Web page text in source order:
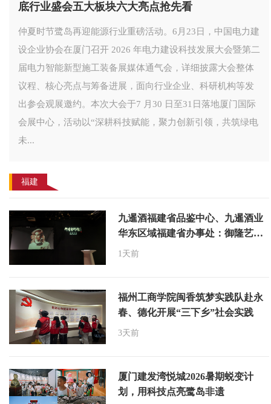
大亮点抢先看
重磅活动。6月23日，中国电力建
年电力建设科技发展大会暨第二
媒体通气会，详细披露大会整体
，面向行业企业、科研机构等发
于7 月30 日至31日落地厦门国际
技赋能，聚力创新引领，共筑绿电
性成长
7月19日，第74届世界小
为2026洄岸季·玩水精酿
选美舞台搬至海边，以一
对话，呈现了传统与当代
安女精神的土地，恰好呼
不止于亮眼外在，更藏于
福建
九暹酒福建省品鉴中心、九暹酒业
华东区域福建省办事处：御隆艺术
1天前
福州工商学院闽香筑梦实践队赴永
春、德化开展“三下乡”社会实践
3天前
厦门建发湾悦城2026暑期蜕变计
划，用科技点亮鹭岛非遗